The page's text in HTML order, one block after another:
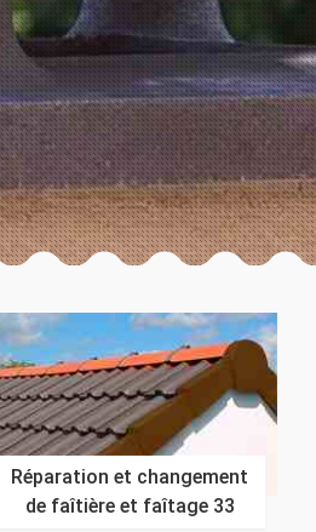
Réparation et changement
de faîtière et faîtage 33